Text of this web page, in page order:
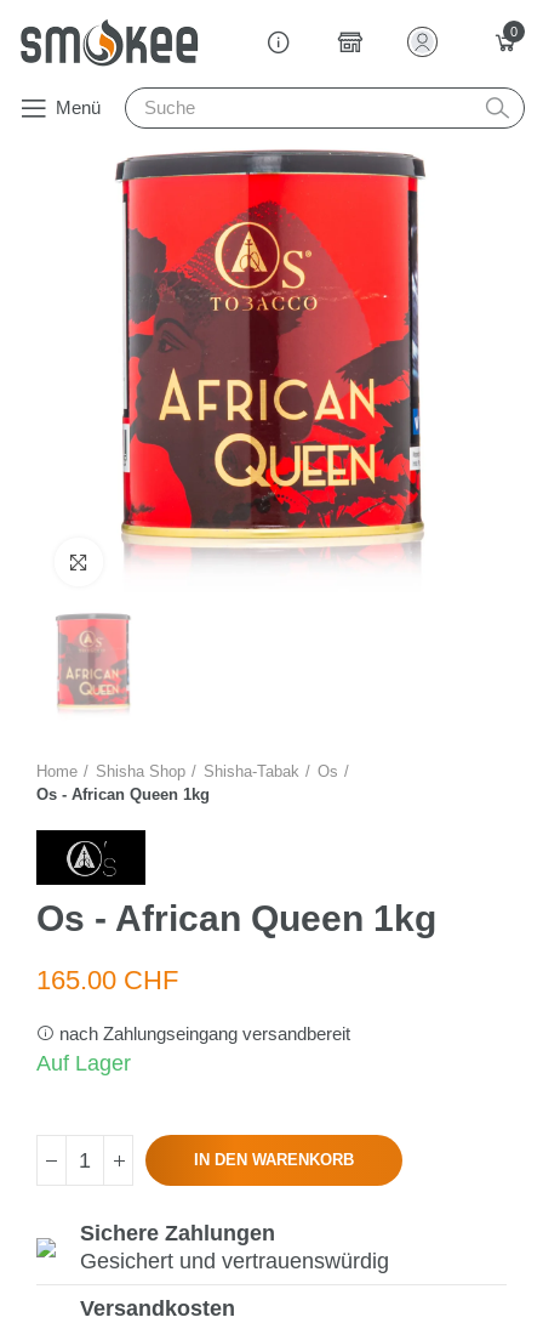
0
Menü
Zum Vergrössern anklicken
Home Shisha Shop Shisha-Tabak
Os
Os - African Queen 1kg
Os - African Queen 1kg
165.00 CHF
nach Zahlungseingang versandbereit
Auf Lager
IN DEN WARENKORB
Sichere Zahlungen
Gesichert und vertrauenswürdig
Versandkosten